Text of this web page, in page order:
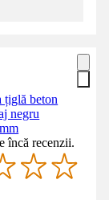
țiglă beton
negru
încă recenzii.